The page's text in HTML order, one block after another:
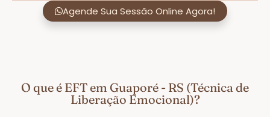
Agende Sua Sessão Online Agora!
O que é EFT em Guaporé - RS (Técnica de
Liberação Emocional)?